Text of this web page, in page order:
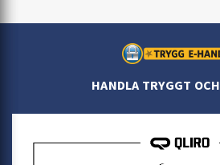
HANDLA TRYGGT